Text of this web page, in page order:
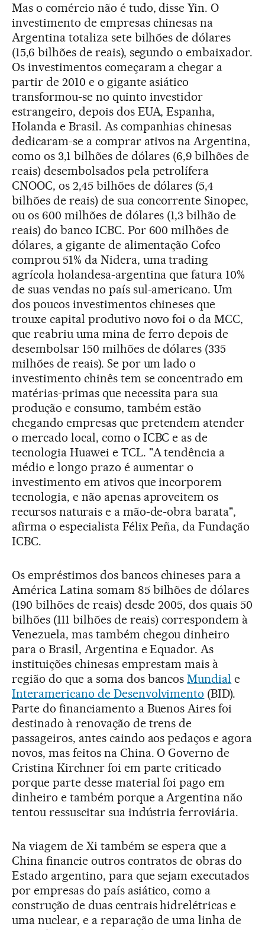
Mas o comércio não é tudo, disse Yin. O
investimento de empresas chinesas na
Argentina totaliza sete bilhões de dólares
(15,6 bilhões de reais), segundo o embaixador.
Os investimentos começaram a chegar a
partir de 2010 e o gigante asiático
transformou-se no quinto investidor
estrangeiro, depois dos EUA, Espanha,
Holanda e Brasil. As companhias chinesas
dedicaram-se a comprar ativos na Argentina,
como os 3,1 bilhões de dólares (6,9 bilhões de
reais) desembolsados pela petrolífera
CNOOC, os 2,45 bilhões de dólares (5,4
bilhões de reais) de sua concorrente Sinopec,
ou os 600 milhões de dólares (1,3 bilhão de
reais) do banco ICBC. Por 600 milhões de
dólares, a gigante de alimentação Cofco
comprou 51% da Nidera, uma trading
agrícola holandesa-argentina que fatura 10%
de suas vendas no país sul-americano. Um
dos poucos investimentos chineses que
trouxe capital produtivo novo foi o da MCC,
que reabriu uma mina de ferro depois de
desembolsar 150 milhões de dólares (335
milhões de reais). Se por um lado o
investimento chinês tem se concentrado em
matérias-primas que necessita para sua
produção e consumo, também estão
chegando empresas que pretendem atender
o mercado local, como o ICBC e as de
tecnologia Huawei e TCL. "A tendência a
médio e longo prazo é aumentar o
investimento em ativos que incorporem
tecnologia, e não apenas aproveitem os
recursos naturais e a mão-de-obra barata",
afirma o especialista Félix Peña, da Fundação
ICBC.
Os empréstimos dos bancos chineses para a
América Latina somam 85 bilhões de dólares
(190 bilhões de reais) desde 2005, dos quais 50
bilhões (111 bilhões de reais) correspondem à
Venezuela, mas também chegou dinheiro
para o Brasil, Argentina e Equador. As
instituições chinesas emprestam mais à
região do que a soma dos bancosMundial e
Interamericano de Desenvolvimento (BID).
Parte do financiamento a Buenos Aires foi
destinado à renovação de trens de
passageiros, antes caindo aos pedaços e agora
novos, mas feitos na China. O Governo de
Cristina Kirchner foi em parte criticado
porque parte desse material foi pago em
dinheiro e também porque a Argentina não
tentou ressuscitar sua indústria ferroviária.
Na viagem de Xi também se espera que a
China financie outros contratos de obras do
Estado argentino, para que sejam executados
por empresas do país asiático, como a
construção de duas centrais hidrelétricas e
uma nuclear, e a reparação de uma linha de